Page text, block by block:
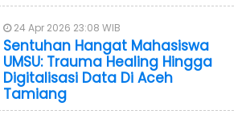
24 Apr 2026 23:08 WIB
Sentuhan Hangat Mahasiswa
UMSU: Trauma Healing Hingga
Digitalisasi Data Di Aceh
Tamiang